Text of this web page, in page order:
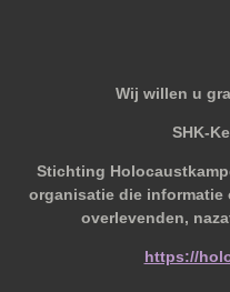
Wij willen u
SHK-
Stichting
organisatie die informatie
overlevenden,
https://